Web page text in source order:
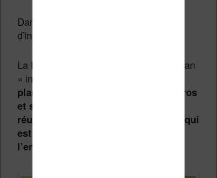
Dans tous les cas, cela n’a pas
d’incidence sur la qualité de la liseuse.
La liseuse est en plastique avec un écran
« incrusté » dans son boîtier.
plastique, aux bords arrondis, est gros
et semble très résistant. Je n’ai pas
réussi à le rayer avec mon ongle ce qui
est bon signe pour la solidité de
l’ensemble.